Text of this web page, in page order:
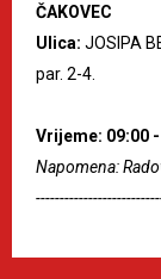
ČAKOVEC
Ulica: JOSIPA
par. 2-4.
Vrijeme: 09:00
Napomena: